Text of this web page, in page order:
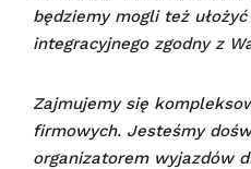
będziemy mogli też
integracyjnego zgodny z
Zajmujemy się
firmowych. Jesteśmy
organizatorem wyjazdów